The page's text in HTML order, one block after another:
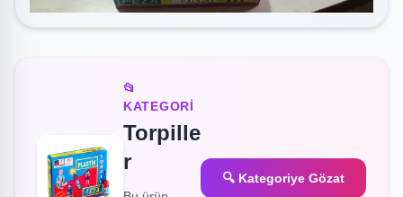
📂
KATEGORI
Torpille
r
🔍 Kategoriye Gözat